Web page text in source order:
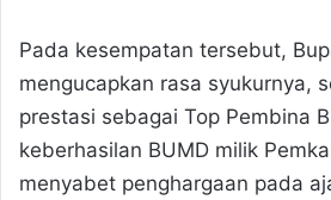
Pada kesempatan tersebut,
mengucapkan rasa syukurnya,
prestasi sebagai Top Pembina
keberhasilan BUMD milik
menyabet penghargaan pada